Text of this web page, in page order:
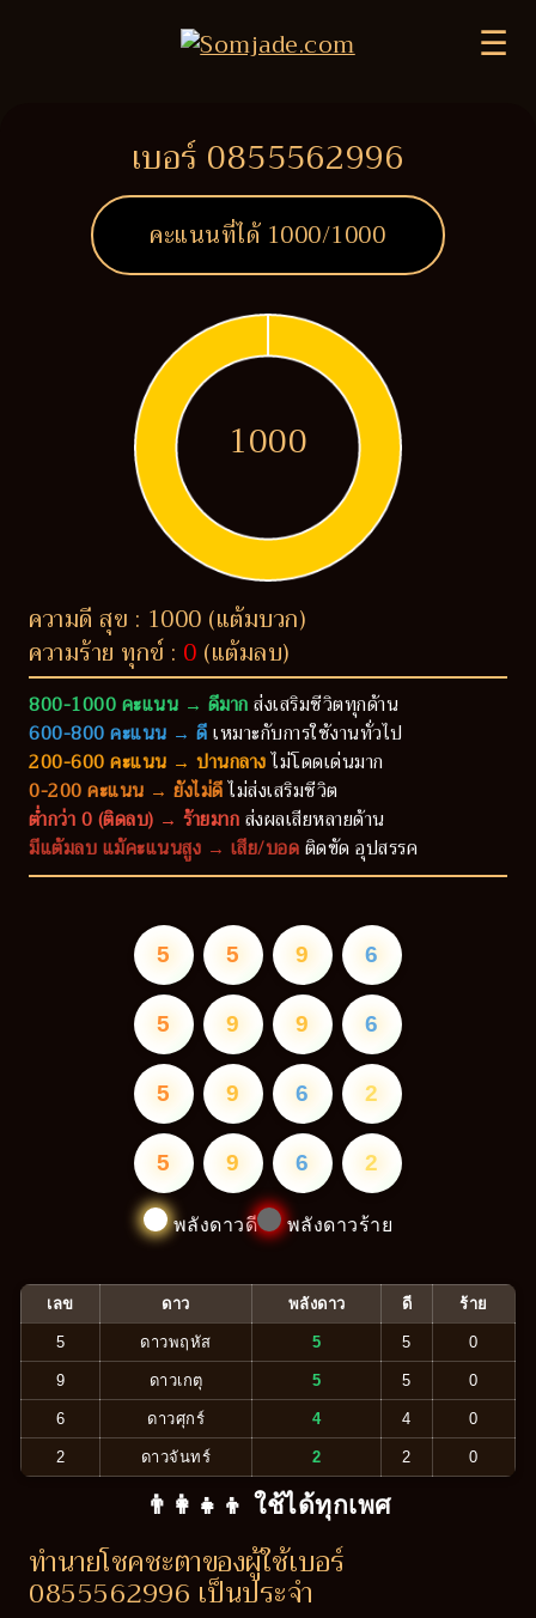
☰
เบอร์ 0855562996
คะแนนที่ได้ 1000/1000
1000
ความดี สุข : 1000 (แต้มบวก)
ความร้าย ทุกข์ : 0 (แต้มลบ)
800-1000 คะแนน → ดีมากส่งเสริมชีวิตทุกด้าน
600-800 คะแนน → ดีเหมาะกับการใช้งานทั่วไป
200-600 คะแนน → ปานกลางไม่โดดเด่นมาก
0-200 คะแนน → ยังไม่ดีไม่ส่งเสริมชีวิต
ต่ำกว่า 0 (ติดลบ) → ร้ายมากส่งผลเสียหลายด้าน
มีแต้มลบ แม้คะแนนสูง → เสีย/บอดติดขัด อุปสรรค
5 5 9 6
5 9 9 6
5 9 6 2
5 9 6 2
พลังดาวดี พลังดาวร้าย
เลข ดาว พลังดาว ดี ร้าย
5 ดาวพฤหัส 5 5 0
9 ดาวเกตุ 5 5 0
6 ดาวศุกร์ 4 4 0
2 ดาวจันทร์ 2 2 0
👨‍👩‍👧‍👦 ใช้ได้ทุกเพศ
ทำนายโชคชะตาของผู้ใช้เบอร์
0855562996 เป็นประจำ